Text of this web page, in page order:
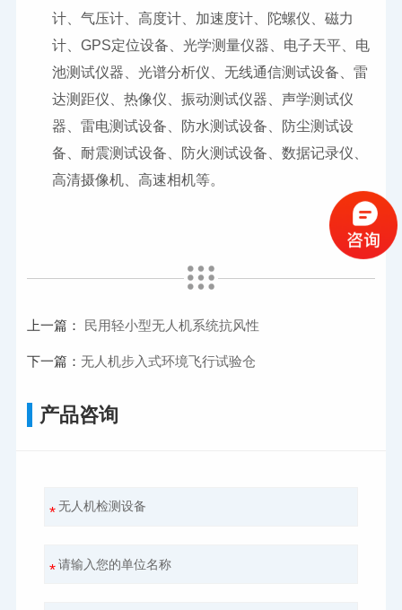
计、气压计、高度计、加速度计、陀螺仪、磁力
计、GPS定位设备、光学测量仪器、电子天平、电
池测试仪器、光谱分析仪、无线通信测试设备、雷
达测距仪、热像仪、振动测试仪器、声学测试仪
器、雷电测试设备、防水测试设备、防尘测试设
备、耐震测试设备、防火测试设备、数据记录仪、
高清摄像机、高速相机等。
上一篇： 民用轻小型无人机系统抗风性
下一篇：无人机步入式环境飞行试验仓
产品咨询